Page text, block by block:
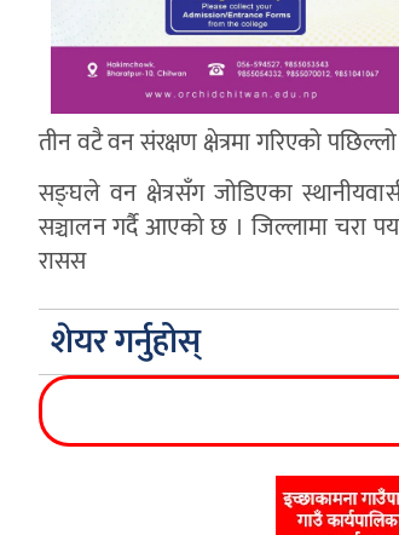
तीन वटै वन संरक्षण क्षेत्रमा गरिएको
सङ्घले वन क्षेत्रसँग जोडिएका
सञ्चालन गर्दै आएको छ । जिल्लामा चरा
रासस
शेयर गर्नुहोस्